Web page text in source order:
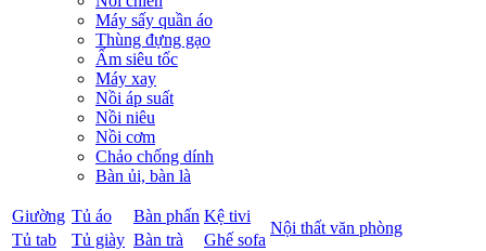
Máy sấy quần áo
Thùng đựng gạo
Ấm siêu tốc
Máy xay
Nồi áp suất
Nồi niêu
Nồi cơm
Chảo chống dính
Bàn ủi, bàn là
Giường Tủ áo Bàn phấn Kệ tivi
Nội thất văn phòng
Tủ tab Tủ giày Bàn trà
Ghế sofa